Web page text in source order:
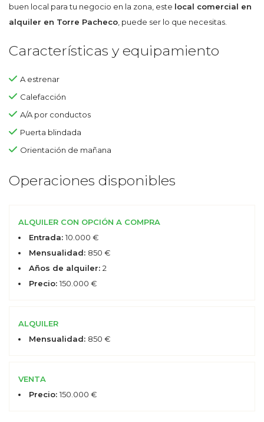
buen local para tu negocio en la zona, este local comercial en
alquiler en Torre Pacheco , puede ser lo que necesitas.
Características y equipamiento
A estrenar
Calefacción
A/A por conductos
Puerta blindada
Orientación de mañana
Operaciones disponibles
ALQUILER CON OPCIÓN A COMPRA
Entrada: 10.000 €
Mensualidad: 850 €
Años de alquiler: 2
Precio: 150.000 €
ALQUILER
Mensualidad: 850 €
VENTA
Precio: 150.000 €